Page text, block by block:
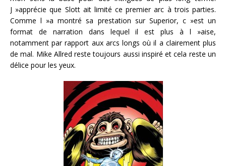
J »apprécie que Slott ait limité ce premier arc à trois parties.
Comme l »a montré sa prestation sur Superior, c »est un
format de narration dans lequel il est plus à l »aise,
notamment par rapport aux arcs longs où il a clairement plus
de mal. Mike Allred reste toujours aussi inspiré et cela reste un
délice pour les yeux.